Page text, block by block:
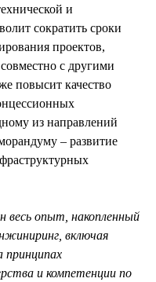
и
сократить сроки
проектов,
с другими
повысит качество
из направлений
– развитие
весь опыт, накопленный
включая
принципах
и компетенции по